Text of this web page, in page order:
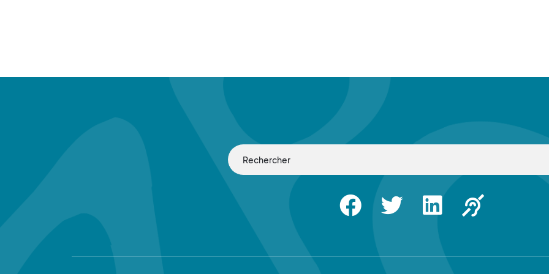
FacebookTwitter LinkedinApsah Sourd